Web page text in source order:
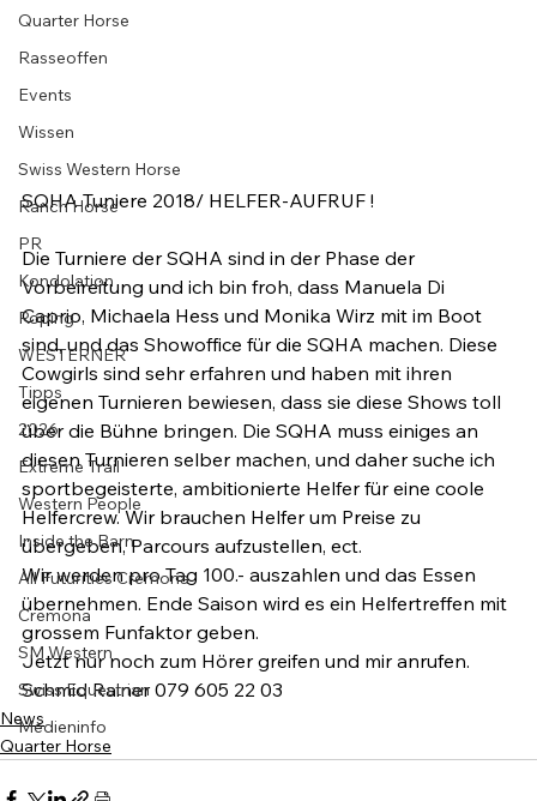
Quarter Horse
Rasseoffen
Events
Wissen
Swiss Western Horse
Ranch Horse
PR
Kondolation
Roping
WESTERNER
Tipps
2026
Extreme Trail
Western People
Inside the Barn
All Futurities Cremona
Cremona
SM Western
Swiss Equestrian
Medieninfo
SQHA Tuniere 2018/ HELFER-AUFRUF !
Die Turniere der SQHA sind in der Phase der
Vorbeireitung und ich bin froh, dass Manuela Di
Caprio, Michaela Hess und Monika Wirz mit im Boot
sind, und das Showoffice für die SQHA machen. Diese
Cowgirls sind sehr erfahren und haben mit ihren
eigenen Turnieren bewiesen, dass sie diese Shows toll
über die Bühne bringen. Die SQHA muss einiges an
diesen Turnieren selber machen, und daher suche ich
sportbegeisterte, ambitionierte Helfer für eine coole
Helfercrew. Wir brauchen Helfer um Preise zu
übergeben, Parcours aufzustellen, ect.
Wir werden pro Tag 100.- auszahlen und das Essen
übernehmen. Ende Saison wird es ein Helfertreffen mit
grossem Funfaktor geben.
Jetzt nur noch zum Hörer greifen und mir anrufen.
Schmid Rainer 079 605 22 03
News
Quarter Horse